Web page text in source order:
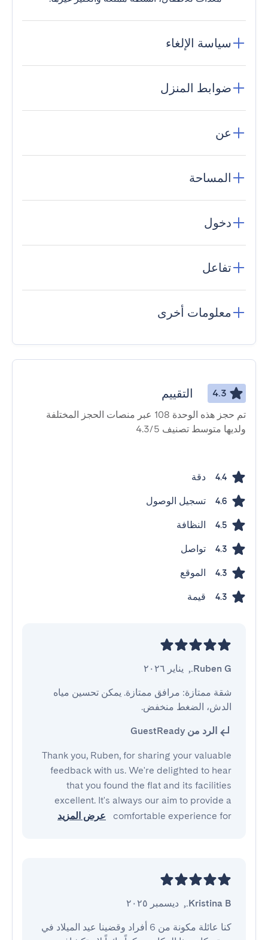
سياسة الإلغاء
ضوابط المنزل
عن
المساحة
دخول
تفاعل
معلومات أخرى
4.3 التقييم
تم حجز هذه الوحدة 108 عبر منصات الحجز المختلفة
ولديها متوسط ​​تصنيف 4.3/5
4.4 دقة
4.6 تسجيل الوصول
4.5 النظافة
4.3 تواصل
4.3 الموقع
4.3 قيمة
Ruben G.
, يناير ٢٠٢٦
الدش، الضغط منخفض.
الرد من GuestReady
Thank you, Ruben, for sharing your valuable
feedback with us. We're delighted to hear
that you found the flat and its facilities
excellent. It's always our aim to provide a
comfortable experience for
عرض المزيد
Kristina B.
, ديسمبر ٢٠٢٥